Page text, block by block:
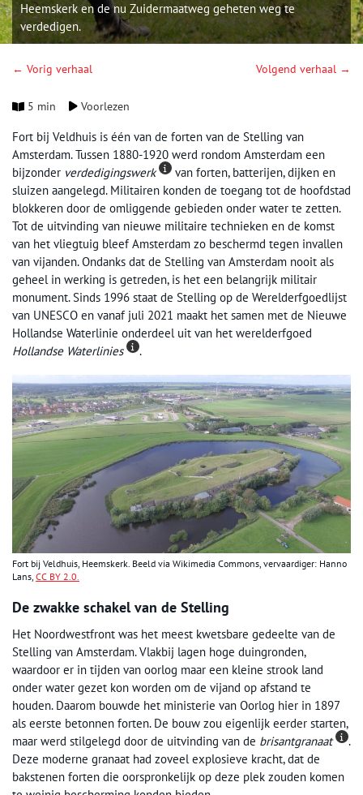
Heemskerk en de nu Zuidermaatweg geheten weg te
verdedigen.
← Vorig verhaal Volgend verhaal →
5 min Voorlezen
Fort bij Veldhuis is één van de forten van de Stelling van
Amsterdam. Tussen 1880-1920 werd rondom Amsterdam een
bijzonder verdedigingswerk
van forten, batterijen, dijken en
sluizen aangelegd. Militairen konden de toegang tot de hoofdstad
blokkeren door de omliggende gebieden onder water te zetten.
Tot de uitvinding van nieuwe militaire technieken en de komst
van het vliegtuig bleef Amsterdam zo beschermd tegen invallen
van vijanden. Ondanks dat de Stelling van Amsterdam nooit als
geheel in werking is getreden, is het een belangrijk militair
monument. Sinds 1996 staat de Stelling op de Werelderfgoedlijst
van UNESCO en vanaf juli 2021 maakt het samen met de Nieuwe
Hollandse Waterlinie onderdeel uit van het werelderfgoed
Hollandse Waterlinies
.
Fort bij Veldhuis, Heemskerk. Beeld via Wikimedia Commons, vervaardiger: Hanno
Lans, CC BY 2.0.
De zwakke schakel van de Stelling
Het Noordwestfront was het meest kwetsbare gedeelte van de
Stelling van Amsterdam. Vlakbij lagen hoge duingronden,
waardoor er in tijden van oorlog maar een kleine strook land
onder water gezet kon worden om de vijand op afstand te
houden. Daarom bouwde het ministerie van Oorlog hier in 1897
als eerste betonnen forten. De bouw zou eigenlijk eerder starten,
maar werd stilgelegd door de uitvinding van de brisantgranaat
.
Deze moderne granaat had zoveel explosieve kracht, dat de
bakstenen forten die oorspronkelijk op deze plek zouden komen